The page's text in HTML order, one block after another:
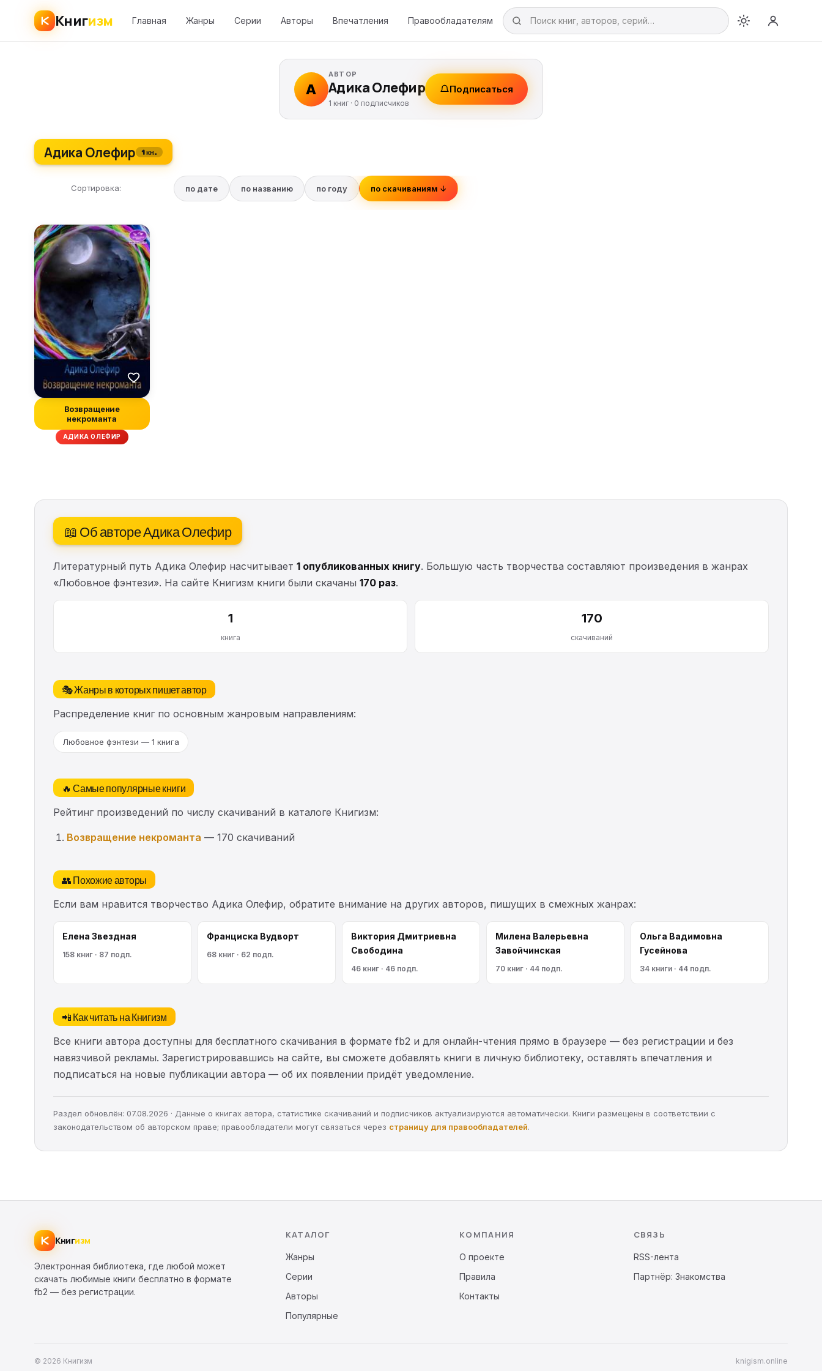
Книгизм Главная Жанры Серии Авторы Впечатления Правообладателям
А
АВТОР
Адика Олефир
1 книг · 0 подписчиков
Подписаться
Адика Олефир 1 кн.
Сортировка: по дате по названию по году по скачиваниям ↓
Возвращение
некроманта
АДИКА ОЛЕФИР
📖 Об авторе Адика Олефир
Литературный путь Адика Олефир насчитывает 1 опубликованных книгу. Большую часть творчества составляют произведения в жанрах
«Любовное фэнтези». На сайте Книгизм книги были скачаны 170 раз.
1
книга
170
скачиваний
🎭 Жанры в которых пишет автор
Распределение книг по основным жанровым направлениям:
Любовное фэнтези — 1 книга
🔥 Самые популярные книги
Рейтинг произведений по числу скачиваний в каталоге Книгизм:
Возвращение некроманта — 170 скачиваний
👥 Похожие авторы
Если вам нравится творчество Адика Олефир, обратите внимание на других авторов, пишущих в смежных жанрах:
Елена Звездная
158 книг · 87 подп.
Франциска Вудворт
68 книг · 62 подп.
Виктория Дмитриевна
Свободина
46 книг · 46 подп.
Милена Валерьевна
Завойчинская
70 книг · 44 подп.
Ольга Вадимовна
Гусейнова
34 книги · 44 подп.
📲 Как читать на Книгизм
Все книги автора доступны для бесплатного скачивания в формате fb2 и для онлайн-чтения прямо в браузере — без регистрации и без
навязчивой рекламы. Зарегистрировавшись на сайте, вы сможете добавлять книги в личную библиотеку, оставлять впечатления и
подписаться на новые публикации автора — об их появлении придёт уведомление.
Раздел обновлён: 07.08.2026 · Данные о книгах автора, статистике скачиваний и подписчиков актуализируются автоматически. Книги размещены в соответствии с
законодательством об авторском праве; правообладатели могут связаться через страницу для правообладателей.
Книгизм
Электронная библиотека, где любой может
скачать любимые книги бесплатно в формате
fb2 — без регистрации.
КАТАЛОГ
Жанры
Серии
Авторы
Популярные
КОМПАНИЯ
О проекте
Правила
Контакты
СВЯЗЬ
RSS-лента
Партнёр: Знакомства
© 2026 Книгизм knigism.online